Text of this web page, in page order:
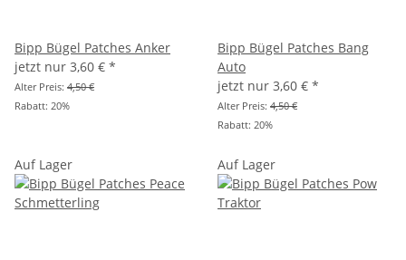
Bipp Bügel Patches Anker
jetzt nur 3,60 € *
Alter Preis: 4,50 €
Rabatt: 20%
Bipp Bügel Patches Bang
Auto
jetzt nur 3,60 € *
Alter Preis: 4,50 €
Rabatt: 20%
Auf Lager Auf Lager